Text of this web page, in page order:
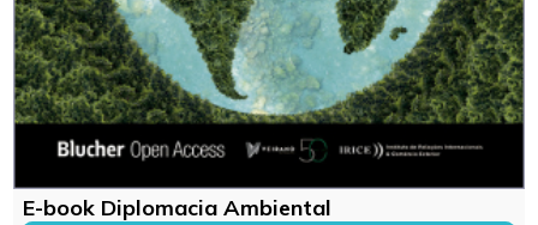
E-book Diplomacia Ambiental